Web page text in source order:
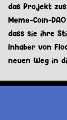
das Projekt
Meme-Coin-
dass sie ihre
Inhaber von
neuen Weg in